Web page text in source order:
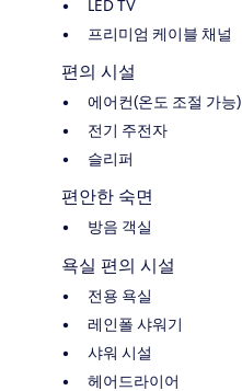
LED TV
프리미엄 케이블 채널
편의 시설
에어컨(온도 조절 가능)
전기 주전자
슬리퍼
편안한 숙면
방음 객실
욕실 편의 시설
전용 욕실
레인폴 샤워기
샤워 시설
헤어드라이어